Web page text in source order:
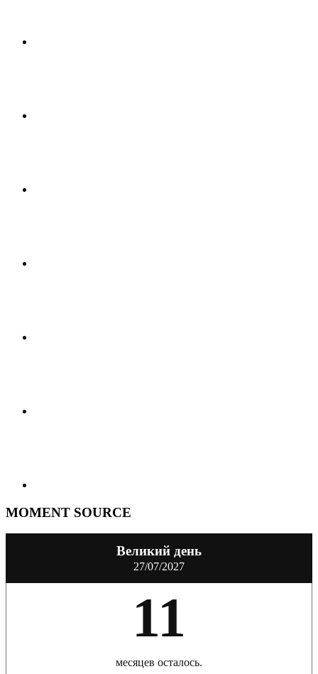
MOMENT SOURCE
Великий день
27/07/2027
11
месяцев осталось.